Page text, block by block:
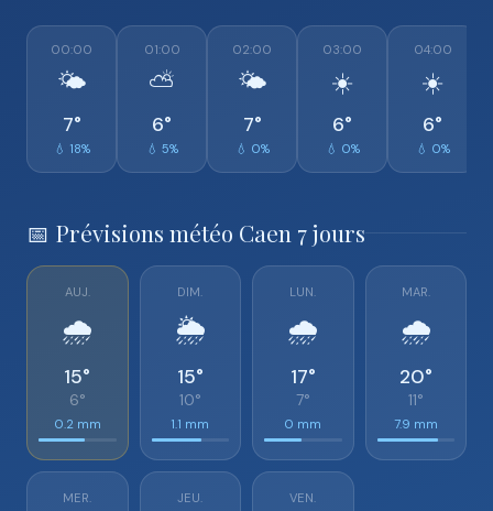
00:00
🌤️
7°
💧 18%
01:00
⛅
6°
💧 5%
02:00
🌤️
7°
💧 0%
03:00
☀️
6°
💧 0%
04:00
☀️
6°
💧 0%
📅 Prévisions météo Caen 7 jours
AUJ.
🌧️
15°
6°
0.2 mm
DIM.
🌦️
15°
10°
1.1 mm
LUN.
🌧️
17°
7°
0 mm
MAR.
🌧️
20°
11°
7.9 mm
MER. JEU. VEN.